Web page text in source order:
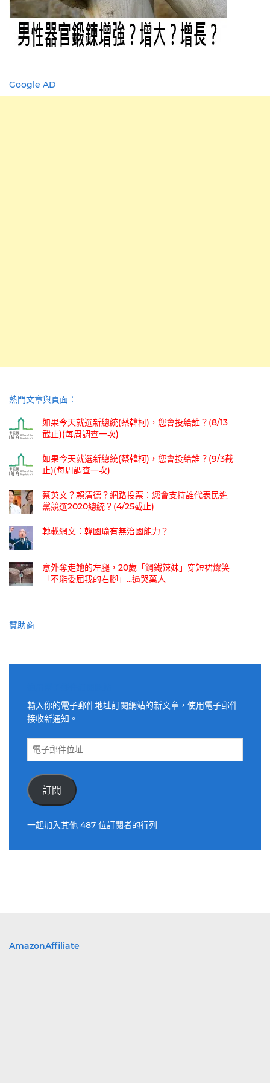
Google AD
熱門文章與頁面︰
如果今天就選新總統(蔡韓柯)，您會投給誰？(8/13
截止)(每周調查一次)
如果今天就選新總統(蔡韓柯)，您會投給誰？(9/3截
止)(每周調查一次)
蔡英文？賴清德？網路投票：您會支持誰代表民進
黨競選2020總統？(4/25截止)
轉載網文：韓國瑜有無治國能力？
意外奪走她的左腿，20歲「鋼鐵辣妹」穿短裙燦笑
「不能委屈我的右腳」...逼哭萬人
贊助商
輸入你的電子郵件地址訂閱網站的新文章，使用電子郵件
接收新通知。
電
件
位
訂閱
一起加入其他 487 位訂閱者的行列
AmazonAffiliate